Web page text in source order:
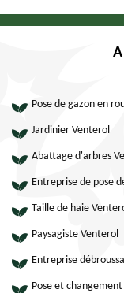
Pose de gazon en
Jardinier Venterol
Abattage d'arbres
Entreprise de pose
Taille de haie
Paysagiste Venterol
Entreprise
Pose et